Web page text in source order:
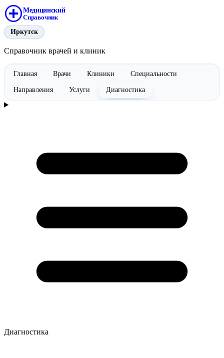
Медицинский
Справочник
Иркутск
Справочник врачей и клиник
Главная Врачи Клиники Специальности
Направления Услуги Диагностика
Диагностика